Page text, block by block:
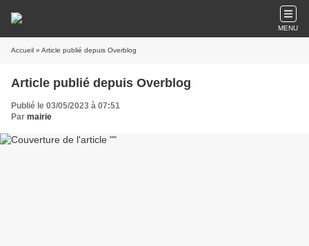
MENU
Accueil » Article publié depuis Overblog
Article publié depuis Overblog
Publié le 03/05/2023 à 07:51
Par mairie